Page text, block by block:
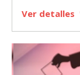
Ver detalles